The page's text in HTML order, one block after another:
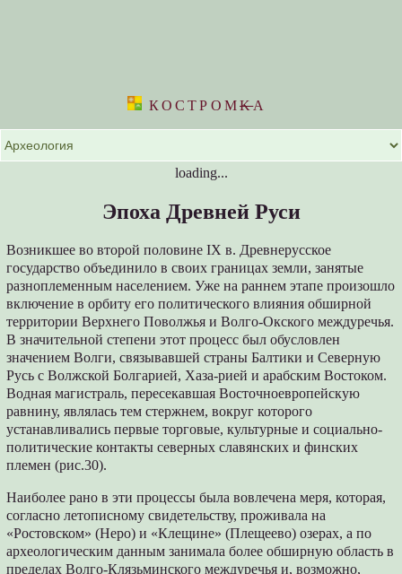
КОСТРОМKА
loading...
Эпоха Древней Руси
Возникшее во второй половине IX в. Древнерусское
государство объединило в своих границах земли, занятые
разноплеменным населением. Уже на раннем этапе произошло
включение в орбиту его политического влияния обширной
территории Верхнего Поволжья и Волго-Окского междуречья.
В значительной степени этот процесс был обусловлен
значением Волги, связывавшей страны Балтики и Северную
Русь с Волжской Болгарией, Хаза-рией и арабским Востоком.
Водная магистраль, пересекавшая Восточноевропейскую
равнину, являлась тем стержнем, вокруг которого
устанавливались первые торговые, культурные и социально-
политические контакты северных славянских и финских
племен (рис.30).
Наиболее рано в эти процессы была вовлечена меря, которая,
согласно летописному свидетельству, проживала на
«Ростовском» (Неро) и «Клещине» (Плещеево) озерах, а по
археологическим данным занимала более обширную область в
пределах Волго-Клязьминского междуречья и, возможно,